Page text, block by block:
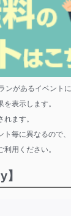
があるイベント
表示します。
ます。
毎に異なるので
用ください。